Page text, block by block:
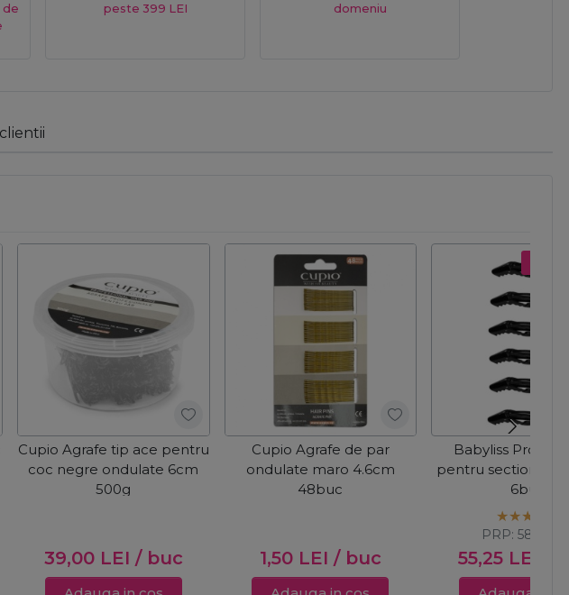
de
peste 399 LEI
domeniu
Cupio Agrafe tip ace pentru
coc negre ondulate 6cm
500g
39,00 LEI / buc
Cupio Agrafe de par
ondulate maro 4.6cm
48buc
1,50 LEI / buc
Babyliss Pro
pentru
6buc
55,25 LEI
PRP:58,16